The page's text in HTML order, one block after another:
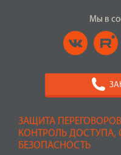
ЗАЩИТА
КОНТРОЛЬ
БЕЗОПАСНОСТЬ
Мы в